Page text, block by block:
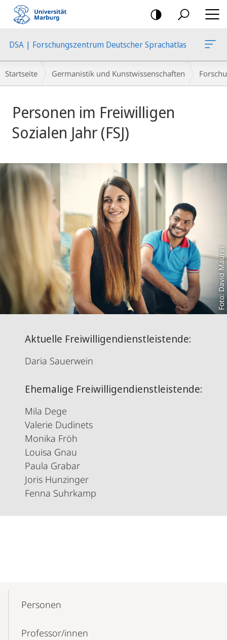
Mobile-
Navigation
DSA | Forschungszentrum Deutscher Sprachatlas
Breadcrumb-
Navigation
Startseite Germanistik und Kunstwissenschaften
Personen im Freiwilligen
Sozialen Jahr (FSJ)
Aktuelle Freiwilligendienstleistende:
Daria Sauerwein
Ehemalige Freiwilligendienstleistende:
Mila Dege
Valerie Dudinets
Monika Fröh
Louisa Gnau
Paula Grabar
Joris Hunzinger
Fenna Suhrkamp
Foto: David Maurer
Mobile-
NavigationPersonen
Professor/innen